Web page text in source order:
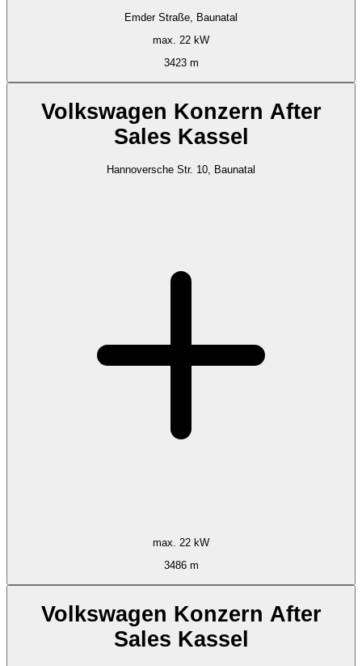
Emder Straße, Baunatal
max. 22 kW
3423 m
Volkswagen Konzern After
Sales Kassel
Hannoversche Str. 10, Baunatal
max. 22 kW
3486 m
Volkswagen Konzern After
Sales Kassel